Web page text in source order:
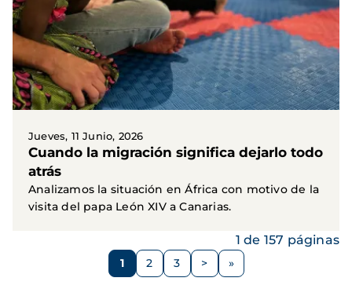
Jueves, 11 Junio, 2026
Cuando la migración significa dejarlo todo
atrás
Analizamos la situación en África con motivo de la
visita del papa León XIV a Canarias.
Página
1 Página
2 Página
3
Siguiente
>
1 de 157 páginas